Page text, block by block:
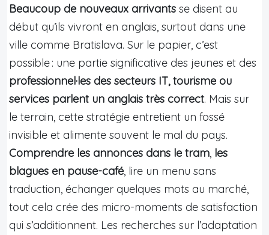
Beaucoup de nouveaux arrivants se disent au
début qu’ils vivront en anglais, surtout dans une
ville comme Bratislava. Sur le papier, c’est
possible : une partie significative des jeunes et des
professionnel·les des secteurs IT, tourisme ou
services parlent un anglais très correct. Mais sur
le terrain, cette stratégie entretient un fossé
invisible et alimente souvent le mal du pays.
Comprendre les annonces dans le tram, les
blagues en pause-café, lire un menu sans
traduction, échanger quelques mots au marché,
tout cela crée des micro-moments de satisfaction
qui s’additionnent. Les recherches sur l’adaptation